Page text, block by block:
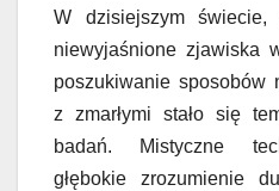
W dzisiejszym
niewyjaśnione zjawiska
poszukiwanie sposobów
z zmarłymi stało się
badań. Mistyczne
głębokie zrozumienie